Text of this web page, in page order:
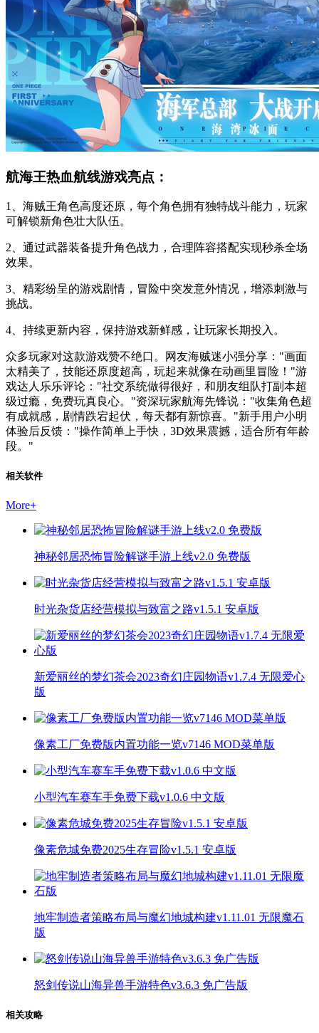
航海王热血航线游戏亮点：
1、海贼王角色高度还原，每个角色拥有独特战斗能力，玩家
可解锁新角色壮大队伍。
2、通过武器装备提升角色战力，合理阵容搭配实现秒杀全场
效果。
3、精彩纷呈的游戏剧情，冒险中突发意外情况，增添刺激与
挑战。
4、持续更新内容，保持游戏新鲜感，让玩家长期投入。
众多玩家对这款游戏赞不绝口。网友海贼迷小强分享："画面
太精美了，技能还原度超高，玩起来就像在动画里冒险！"游
戏达人乐乐评论："社交系统做得很好，和朋友组队打副本超
级过瘾，免费玩真良心。"资深玩家航海先锋说："收集角色超
有成就感，剧情跌宕起伏，每天都有新惊喜。"新手用户小明
体验后反馈："操作简单上手快，3D效果震撼，适合所有年龄
段。"
相关软件
More+
神秘邻居恐怖冒险解谜手游上线v2.0 免费版
时光杂货店经营模拟与致富之路v1.5.1 安卓版
新爱丽丝的梦幻茶会2023奇幻庄园物语v1.7.4 无限爱心
版
像素工厂免费版内置功能一览v7146 MOD菜单版
小型汽车赛车手免费下载v1.0.6 中文版
像素危城免费2025生存冒险v1.5.1 安卓版
地牢制造者策略布局与魔幻地城构建v1.11.01 无限魔石
版
怒剑传说山海异兽手游特色v3.6.3 免广告版
相关攻略